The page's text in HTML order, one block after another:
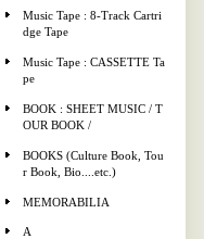
Music Tape : 8-Track Cartri
dge Tape
Music Tape : CASSETTE Ta
pe
BOOK : SHEET MUSIC / T
OUR BOOK /
BOOKS (Culture Book, Tou
r Book, Bio....etc.)
MEMORABILIA
A